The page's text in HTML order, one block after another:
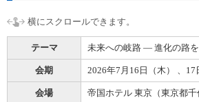
テーマ 未来への岐路 ― 進化の路
会期 2026年7月16日（木） 、17
会場 帝国ホテル 東京（東京都千